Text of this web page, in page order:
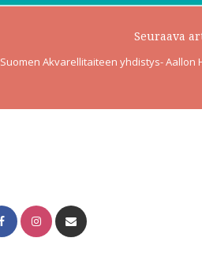
Seuraava
Suomen Akvarellitaiteen yhdistys- Aallon